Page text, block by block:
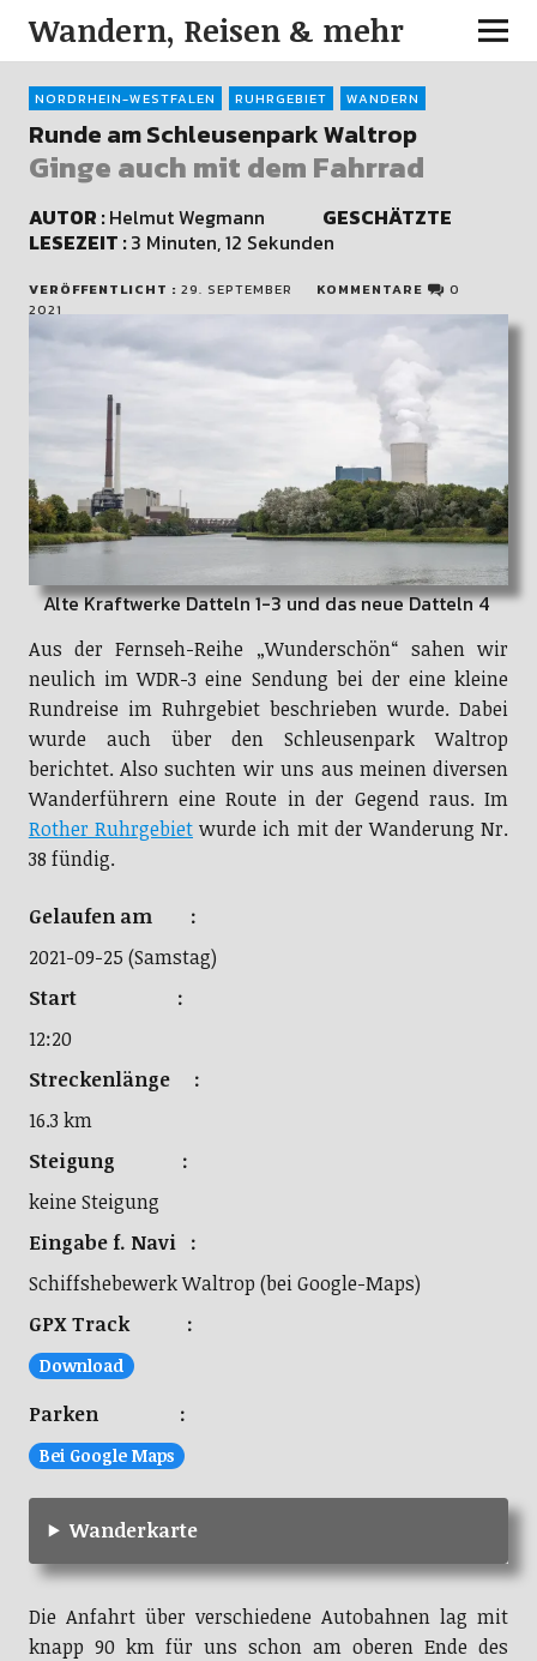
Wandern, Reisen & mehr
NORDRHEIN-WESTFALEN RUHRGEBIET WANDERN
Runde am Schleusenpark Waltrop
Ginge auch mit dem Fahrrad
AUTOR :Helmut Wegmann GESCHÄTZTE
LESEZEIT :3 Minuten, 12 Sekunden
VERÖFFENTLICHT : 29. SEPTEMBER
2021
KOMMENTARE 0
Alte Kraftwerke Datteln 1-3 und das neue Datteln 4
Aus der Fernseh-Reihe „Wunderschön“ sahen wir
neulich im WDR-3 eine Sendung bei der eine kleine
Rundreise im Ruhrgebiet beschrieben wurde. Dabei
wurde auch über den Schleusenpark Waltrop
berichtet. Also suchten wir uns aus meinen diversen
Wanderführern eine Route in der Gegend raus. Im
Rother Ruhrgebiet wurde ich mit der Wanderung Nr.
38 fündig.
Gelaufen am :
2021-09-25 (Samstag)
Start :
12:20
Streckenlänge :
16.3 km
Steigung :
keine Steigung
Eingabe f. Navi :
Schiffshebewerk Waltrop (bei Google-Maps)
GPX Track :
Download
Parken :
Bei Google Maps
Wanderkarte
Die Anfahrt über verschiedene Autobahnen lag mit
knapp 90 km für uns schon am oberen Ende des